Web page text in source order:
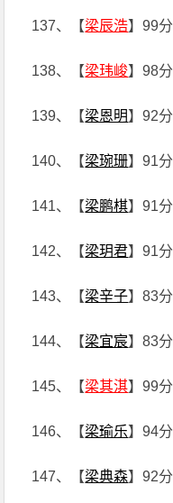
137、【梁辰浩】99分
138、【梁玮峻】98分
139、【梁恩明】92分
140、【梁琬珊】91分
141、【梁鹏棋】91分
142、【梁玥君】91分
143、【梁辛子】83分
144、【梁宜宸】83分
145、【梁其淇】99分
146、【梁瑜乐】94分
147、【梁典森】92分